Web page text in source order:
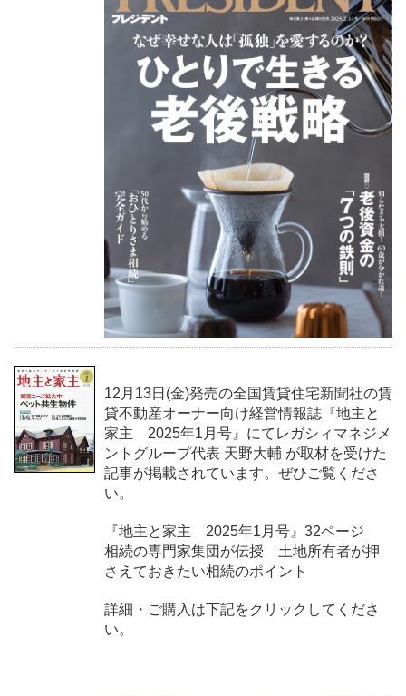
12月13日(金)発売の全国賃貸住宅新聞社の賃
貸不動産オーナー向け経営情報誌『地主と
家主 2025年1月号』にてレガシィマネジメ
ントグループ代表 天野大輔 が取材を受けた
記事が掲載されています。ぜひご覧くださ
い。
『地主と家主 2025年1月号』32ページ
相続の専門家集団が伝授 土地所有者が押
さえておきたい相続のポイント
詳細・ご購入は下記をクリックしてくださ
い。